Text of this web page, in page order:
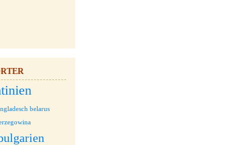
belarus